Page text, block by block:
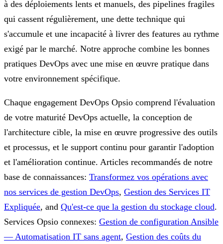
à des déploiements lents et manuels, des pipelines fragiles
qui cassent régulièrement, une dette technique qui
s'accumule et une incapacité à livrer des features au rythme
exigé par le marché. Notre approche combine les bonnes
pratiques DevOps avec une mise en œuvre pratique dans
votre environnement spécifique.
Chaque engagement DevOps Opsio comprend l'évaluation
de votre maturité DevOps actuelle, la conception de
l'architecture cible, la mise en œuvre progressive des outils
et processus, et le support continu pour garantir l'adoption
et l'amélioration continue. Articles recommandés de notre
base de connaissances: Transformez vos opérations avec
nos services de gestion DevOps, Gestion des Services IT
Expliquée, and Qu'est-ce que la gestion du stockage cloud.
Services Opsio connexes: Gestion de configuration Ansible
— Automatisation IT sans agent, Gestion des coûts du